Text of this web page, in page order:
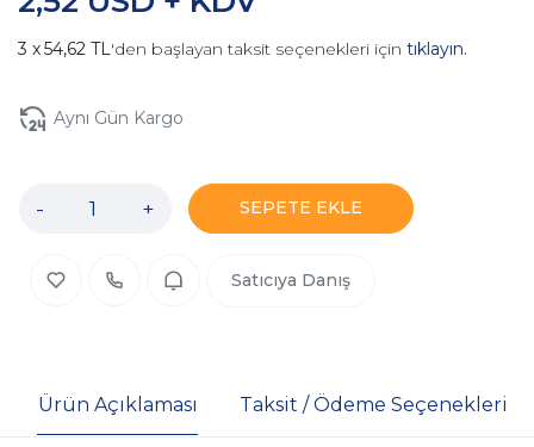
54,62 TL'den başlayan taksit seçenekleri için tıklayın.
Aynı Gün Kargo
- + SEPETE EKLE
Satıcıya Danış
Ürün Açıklaması Taksit / Ödeme Seçenekleri